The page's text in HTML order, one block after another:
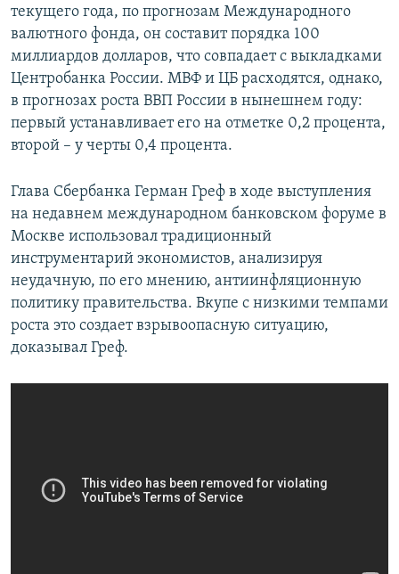
текущего года, по прогнозам Международного
валютного фонда, он составит порядка 100
миллиардов долларов, что совпадает с выкладками
Центробанка России. МВФ и ЦБ расходятся, однако,
в прогнозах роста ВВП России в нынешнем году:
первый устанавливает его на отметке 0,2 процента,
второй – у черты 0,4 процента.
Глава Сбербанка Герман Греф в ходе выступления
на недавнем международном банковском форуме в
Москве использовал традиционный
инструментарий экономистов, анализируя
неудачную, по его мнению, антиинфляционную
политику правительства. Вкупе с низкими темпами
роста это создает взрывоопасную ситуацию,
доказывал Греф.